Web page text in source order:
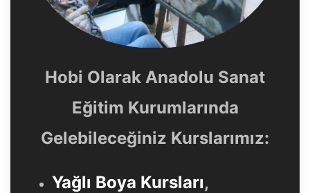
Hobi Olarak Anadolu Sanat
Eğitim Kurumlarında
Gelebileceğiniz Kurslarımız:
Yağlı Boya Kursları,